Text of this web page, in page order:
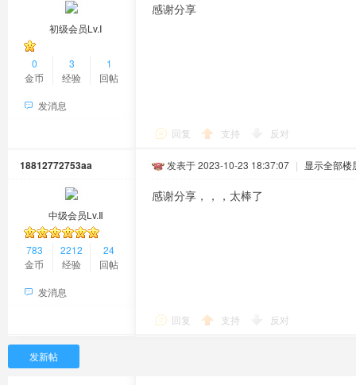
初级会员Lv.Ⅰ
0
金币
3
经验
1
回帖
发消息
感谢分享
回复 支持 反对
18812772753aa
中级会员Lv.Ⅱ
783
金币
2212
经验
24
回帖
发消息
发表于 2023-10-23 18:37:07 | 显示全部楼
感谢分享，，，太棒了
回复 支持 反对
发新帖